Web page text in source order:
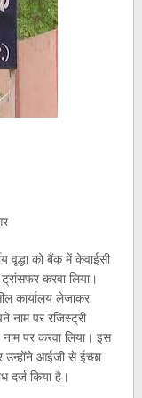
वृद्धा को बैंक में केवाईसी
करवा लिया।
कार्यालय लेजाकर
नाम पर रजिस्ट्री
पर करवा लिया। इस
उन्होंने आईजी से ईच्छा
दर्ज किया है।